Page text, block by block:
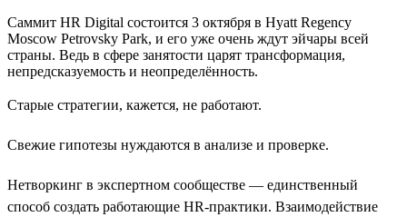
Саммит HR Digital состоится 3 октября в Hyatt Regency
Moscow Petrovsky Park, и его уже очень ждут эйчары всей
страны. Ведь в сфере занятости царят трансформация,
непредсказуемость и неопределённость.
Старые стратегии, кажется, не работают.
Свежие гипотезы нуждаются в анализе и проверке.
Нетворкинг в экспертном сообществе — единственный
способ создать работающие НR-практики. Взаимодействие